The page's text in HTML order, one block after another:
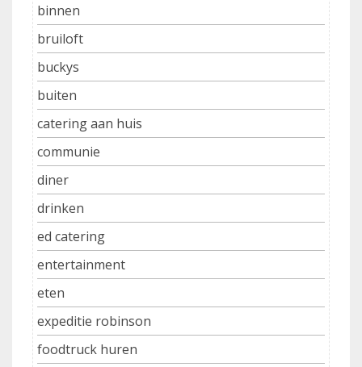
binnen
bruiloft
buckys
buiten
catering aan huis
communie
diner
drinken
ed catering
entertainment
eten
expeditie robinson
foodtruck huren